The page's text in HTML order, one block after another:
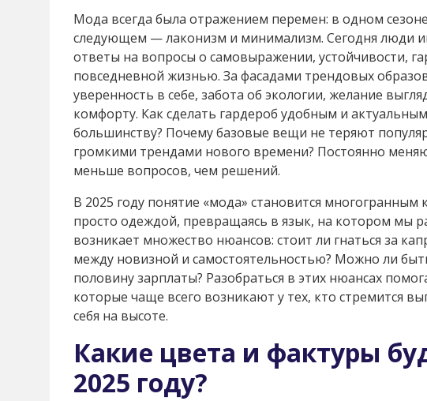
Мода всегда была отражением перемен: в одном
следующем — лаконизм и минимализм. Сегодня люди
ответы на вопросы о самовыражении, устойчивости,
повседневной жизнью. За фасадами трендовых
уверенность в себе, забота об экологии, желание
комфорту. Как сделать гардероб удобным и
большинству? Почему базовые вещи не теряют
громкими трендами нового времени? Постоянно
меньше вопросов, чем решений.
В 2025 году понятие «мода» становится многогранным
просто одеждой, превращаясь в язык, на котором мы
возникает множество нюансов: стоит ли гнаться за
между новизной и самостоятельностью? Можно ли
половину зарплаты? Разобраться в этих нюансах
которые чаще всего возникают у тех, кто стремится
себя на высоте.
Какие цвета и фактуры
2025 году?